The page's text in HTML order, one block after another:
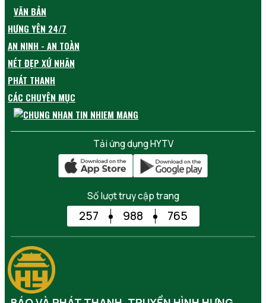
VĂN BẢN
HƯNG YÊN 24/7
AN NINH - AN TOÀN
NÉT ĐẸP XỨ NHÃN
PHÁT THANH
CÁC CHUYÊN MỤC
Tải ứng dụng HYTV
Số lượt truy cập trang
257 988 765